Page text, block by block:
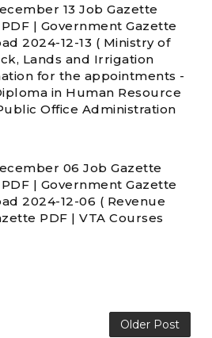
13 Job Gazette
| Government Gazette
2024-12-13 ( Ministry of
Lands and Irrigation
for the appointments -
in Human Resource
Office Administration
06 Job Gazette
| Government Gazette
2024-12-06 ( Revenue
PDF | VTA Courses
Older Post